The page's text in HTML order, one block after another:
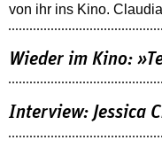
von ihr ins Kino.
Wieder im Kino:
Interview: Jessica